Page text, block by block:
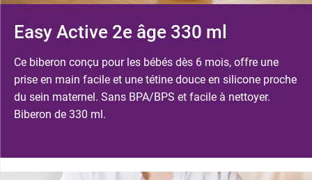
Easy Active 2e âge 330 ml
Ce biberon conçu pour les bébés dès 6 mois, offre une
prise en main facile et une tétine douce en silicone proche
du sein maternel. Sans BPA/BPS et facile à nettoyer.
Biberon de 330 ml.